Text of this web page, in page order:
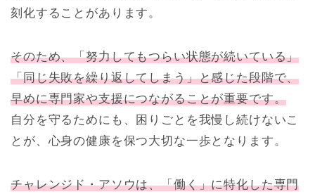
刻化することがあります。
そのため、「努力してもつらい状態が続いている」
「同じ失敗を繰り返してしまう」と感じた段階で、
早めに専門家や支援につながることが重要です。
自分を守るためにも、困りごとを我慢し続けないこ
とが、心身の健康を保つ大切な一歩となります。
チャレンジド・アソウは、「働く」に特化した専門